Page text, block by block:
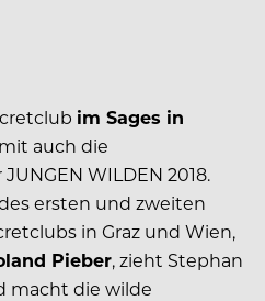
im Sages in
auch die
WILDEN 2018.
ersten und zweiten
in Graz und Wien,
Pieber, zieht Stephan
macht die wilde